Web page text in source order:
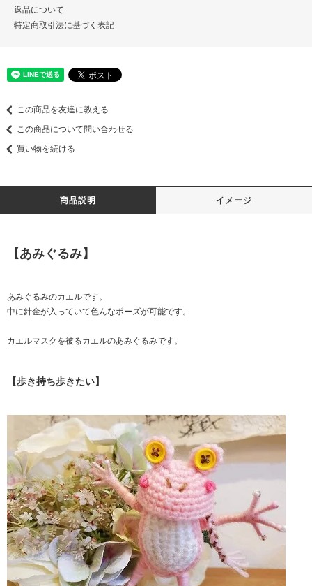
返品について
特定商取引法に基づく表記
この商品を友達に教える
この商品について問い合わせる
買い物を続ける
商品説明 イメージ
【あみぐるみ】
あみぐるみのカエルです。
中に針金が入っていて色んなポーズが可能です。
カエルマスクを被るカエルのあみぐるみです。
【歩き持ち歩きたい】